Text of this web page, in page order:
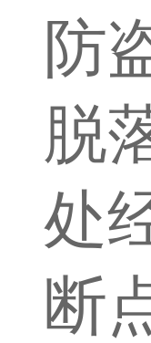
防
脱
处
断